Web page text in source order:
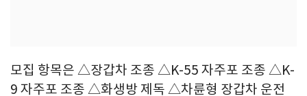
모집 항목은 △장갑차 조종 △K-55 자주포 조종 △K-
9 자주포 조종 △화생방 제독 △차륜형 장갑차 운전